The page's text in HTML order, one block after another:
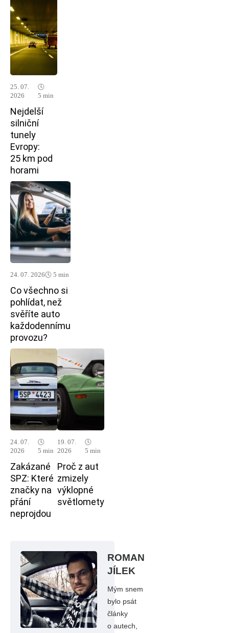
25. 07.
2026
🕓
5 min
Nejdelší
silniční
tunely
Evropy:
25 km pod
horami
24. 07. 2026🕓 5 min
Co všechno si
pohlídat, než
svěříte auto
každodennímu
provozu?
24. 07.
2026
🕓
5 min
Zakázané
SPZ: Které
značky na
přání
neprojdou
19. 07.
2026
🕓
5 min
Proč z aut
zmizely
výklopné
světlomety
ROMAN
JÍLEK
Mým snem
bylo psát
články
o autech,